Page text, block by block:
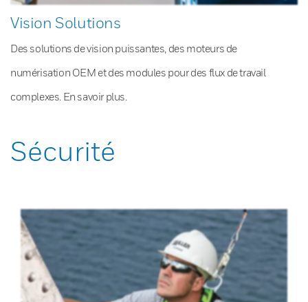
Vision Solutions
Des solutions de vision puissantes, des moteurs de
numérisation OEM et des modules pour des flux de travail
complexes. En savoir plus.
Sécurité